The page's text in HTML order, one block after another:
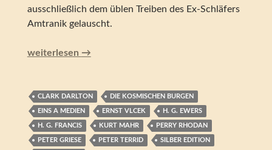
ausschließlich dem üblen Treiben des Ex-Schläfers
Amtranik gelauscht.
Perry Rhodan – Kampf gegen die VAZIFAR (Silber
weiterlesen →
CLARK DARLTON DIE KOSMISCHEN BURGEN
EINS A MEDIEN ERNST VLCEK H. G. EWERS
H. G. FRANCIS KURT MAHR PERRY RHODAN
PETER GRIESE PETER TERRID SILBER EDITION